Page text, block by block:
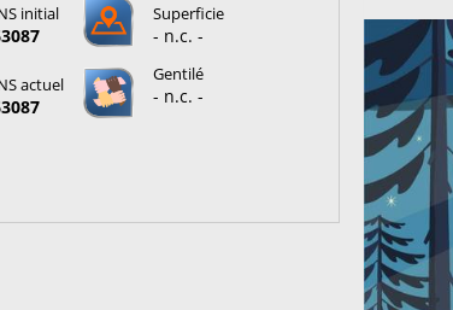
initial Superficie
- n.c. -
actuel Gentilé
- n.c. -